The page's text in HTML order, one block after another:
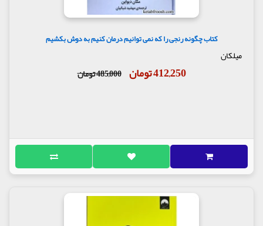
کتاب چگونه رنجی را که نمی توانیم درمان کنیم به دوش بکشیم
میلکان
412,250 تومان 485,000 تومان